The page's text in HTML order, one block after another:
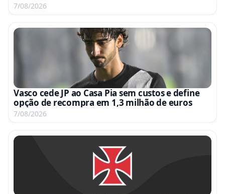
7/08/2026
Vasco cede JP ao Casa Pia sem custos e define
opção de recompra em 1,3 milhão de euros
7/08/2026